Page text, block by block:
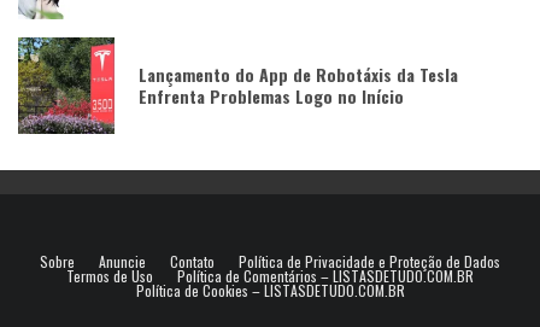
Lançamento do App de Robotáxis da Tesla
Enfrenta Problemas Logo no Início
Sobre Anuncie Contato Política de Privacidade e Proteção de Dados
Termos de Uso Política de Comentários – LISTASDETUDO.COM.BR
Política de Cookies – LISTASDETUDO.COM.BR